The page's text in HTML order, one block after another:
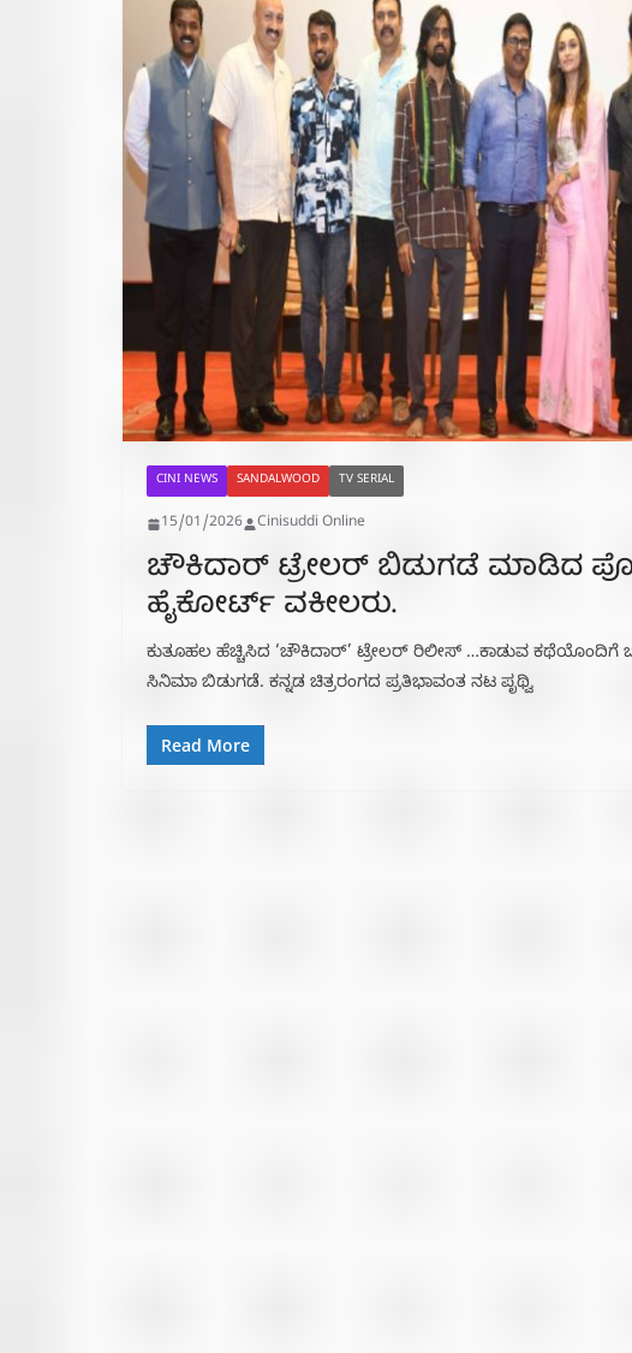
CINI NEWS SANDALWOOD TV SERIAL
15/01/2026 Cinisuddi Online
ಚೌಕಿದಾರ್ ಟ್ರೇಲರ್ ಬಿಡುಗಡೆ ಮಾಡಿದ
ಹೈಕೋರ್ಟ್ ವಕೀಲರು.
ಕುತೂಹಲ ಹೆಚ್ಚಿಸಿದ ‘ಚೌಕಿದಾರ್’ ಟ್ರೇಲರ್ ರಿಲೀಸ್ …ಕಾಡುವ ಕಥೆಯೊಂದಿಗೆ
ಸಿನಿಮಾ ಬಿಡುಗಡೆ. ಕನ್ನಡ ಚಿತ್ರರಂಗದ ಪ್ರತಿಭಾವಂತ ನಟ ಪೃಥ್ವಿ
Read More